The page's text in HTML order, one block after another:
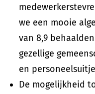
we een mooie
van 8,9
gezellige
en
De mogelijkheid